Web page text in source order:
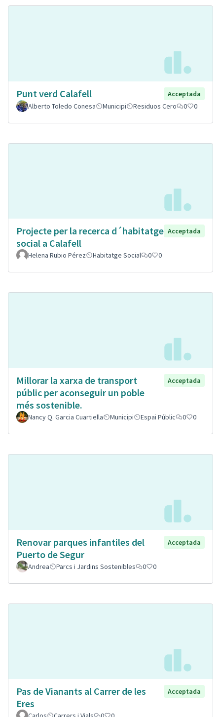
Punt verd Calafell
Acceptada
Alberto Toledo Conesa
Municipi Residuos Cero 0 0
Projecte per la recerca d´habitatge
social a Calafell
Acceptada
Helena Rubio Pérez Habitatge Social 0 0
Millorar la xarxa de transport
públic per aconseguir un poble
més sostenible.
Acceptada
Nancy Q. Garcia Cuartiella Municipi Espai Públic 0 0
Renovar parques infantiles del
Puerto de Segur
Acceptada
Andrea Parcs i Jardins Sostenibles 0 0
Pas de Vianants al Carrer de les
Eres
Acceptada